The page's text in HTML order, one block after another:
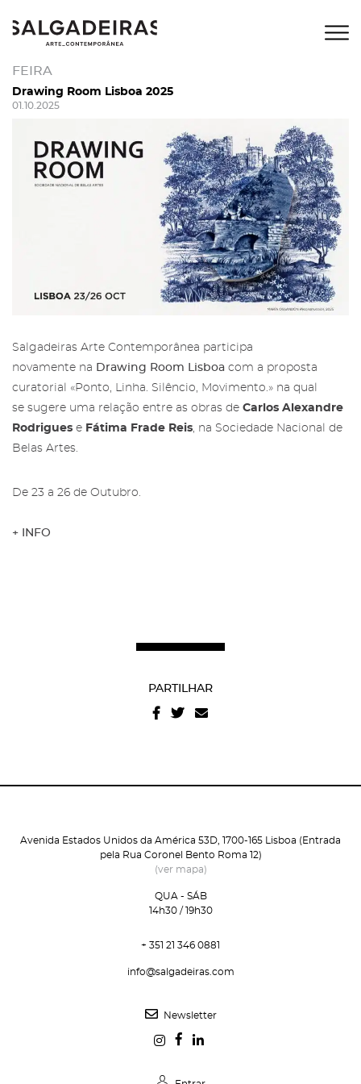
FEIRA
Drawing Room Lisboa 2025
01.10.2025
Salgadeiras Arte Contemporânea participa
novamente na Drawing Room Lisboa com a proposta
curatorial «Ponto, Linha. Silêncio, Movimento.» na qual
se sugere uma relação entre as obras de Carlos Alexandre
Rodrigues e Fátima Frade Reis, na Sociedade Nacional de
Belas Artes.
De 23 a 26 de Outubro.
+ INFO
PARTILHAR
Avenida Estados Unidos da América 53D, 1700-165 Lisboa (Entrada
pela Rua Coronel Bento Roma 12)
(ver mapa)
QUA - SÁB
14h30 / 19h30
+ 351 21 346 0881
info@salgadeiras.com
Newsletter
Área reservada para Amigos das
Salgadeiras
Mais informação sobre os Amigos das
Subscreva a newsletter da Galeria
para receber as nossas notícias.
politica de privacidade do site